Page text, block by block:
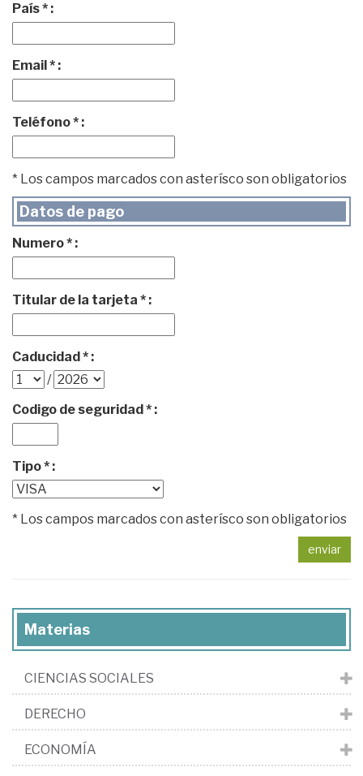
País * :
Email * :
Teléfono * :
* Los campos marcados con asterísco son obligatorios
Datos de pago
Numero * :
Titular de la tarjeta * :
Caducidad * :
/
Codigo de seguridad * :
Tipo * :
* Los campos marcados con asterísco son obligatorios
enviar
Materias
CIENCIAS SOCIALES
DERECHO
ECONOMÍA